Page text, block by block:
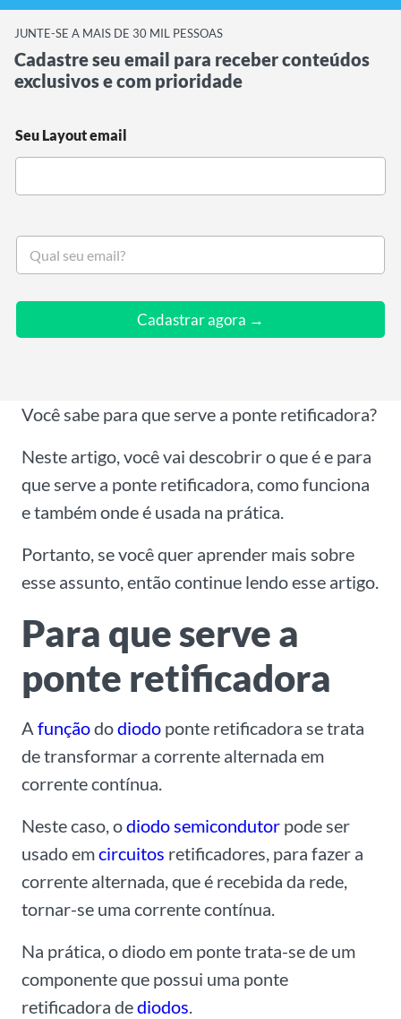
JUNTE-SE A MAIS DE 30 MIL PESSOAS
Cadastre seu email para receber conteúdos
exclusivos e com prioridade
Seu Layout email
S
u
Cadastrar agora →
Você sabe para que serve a ponte retificadora?
Neste artigo, você vai descobrir o que é e para
que serve a ponte retificadora, como funciona
e também onde é usada na prática.
Portanto, se você quer aprender mais sobre
esse assunto, então continue lendo esse artigo.
Para que serve a
ponte retificadora
A funçãododiodo ponte retificadora se trata
de transformar a corrente alternada em
corrente contínua.
Neste caso, odiodo semicondutor pode ser
usado emcircuitos retificadores, para fazer a
corrente alternada, que é recebida da rede,
tornar-se uma corrente contínua.
Na prática, o diodo em ponte trata-se de um
componente que possui uma ponte
retificadora dediodos.